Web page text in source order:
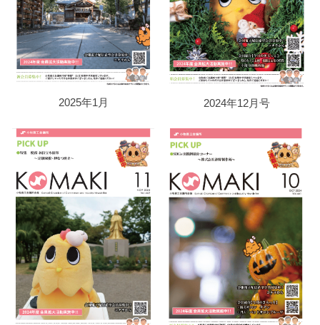
2025年1月 2024年12月号